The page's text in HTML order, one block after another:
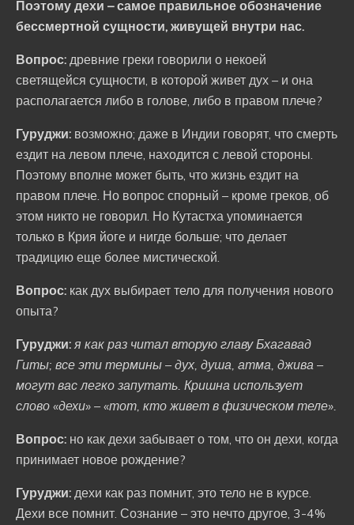
Поэтому дехи – самое правильное обозначение
бессмертной сущности, живущей внутри нас.
Вопрос: древние греки говорили о некоей
светящейся сущности, в которой живет дух – и она
располагается либо в голове, либо в правом плече?
Гуруджи: возможно; даже в Индии говорят, что смерть
ездит на левом плече, находится с левой стороны.
Поэтому вполне может быть, что жизнь ездит на
правом плече. Но вопрос спорный – кроме греков, об
этом никто не говорил. Но Кутастха упоминается
только в Крия йоге и нигде больше; что делает
традицию еще более мистической.
Вопрос: как дух выбирает тело для получения нового
опыта?
Гуруджи: я как раз читал вторую главу Бхагавад
Гиты; все эти термины – дух, душа, атма, джива –
могут вас легко запутать. Кришна использует
слово «дехи» – «тот, кто живет в физическом теле».
Вопрос: но как дехи забывает о том, что он дехи, когда
принимает новое рождение?
Гуруджи: дехи как раз помнит, это тело не в курсе.
Дехи все помнит. Сознание – это нечто другое, 3-4%